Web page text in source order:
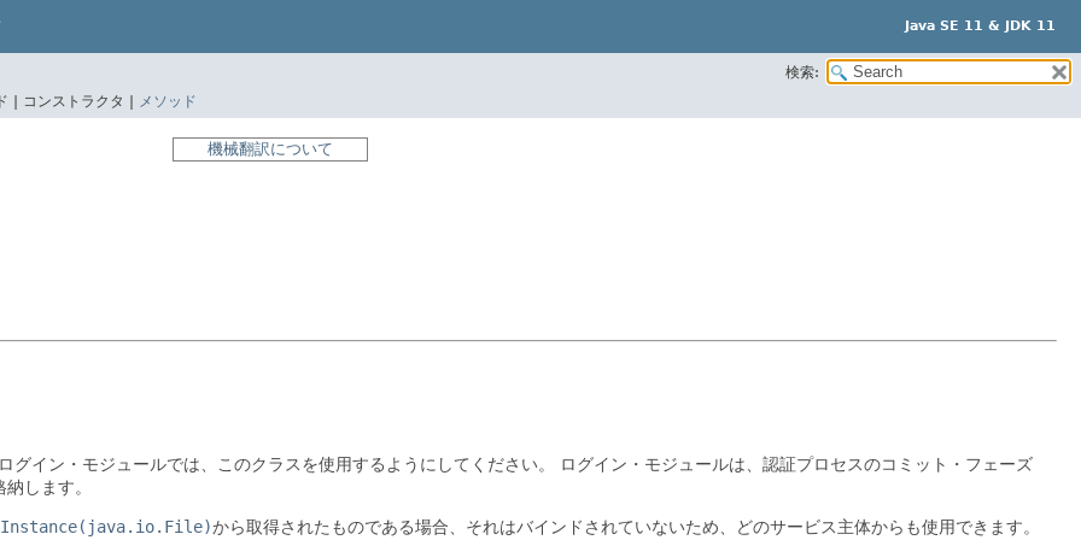
Java SE 11 & JDK 11
検索:
| コンストラクタ | メソッド
機械翻訳について
イン・モジュールでは、このクラスを使用するようにしてください。
ログイン・モジュールは、認証プロセスのコミット・フェーズ
します。
から取得されたものである場合、それはバインドされていないため、どのサービス主体からも使用できます。